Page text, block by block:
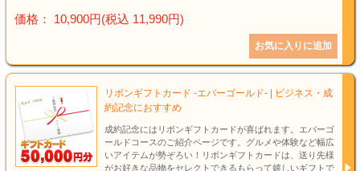
価格： 10,900円(税込 11,990円)
リボンギフトカード -エバーゴールド- | ビジネス・成
約記念におすすめ
成約記念にはリボンギフトカードが喜ばれます。エバーゴ
ールドコースのご紹介ページです。グルメや体験など幅広
いアイテムが勢ぞろい！リボンギフトカードは、送り先様
がお好きな品物をセレクトできるもらって嬉しいギフトで